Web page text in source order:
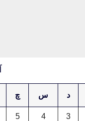
د س چ
3
4
5